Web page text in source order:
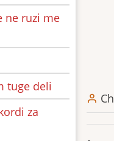
ne ruzi me
tuge deli
za